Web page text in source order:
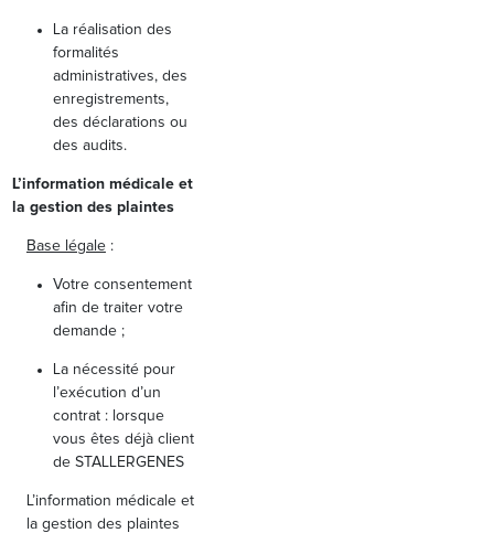
La réalisation des
formalités
administratives, des
enregistrements,
des déclarations ou
des audits.
L’information médicale et
la gestion des plaintes
Base légale:
Votre consentement
afin de traiter votre
demande ;
La nécessité pour
l’exécution d’un
contrat : lorsque
vous êtes déjà client
de STALLERGENES
L’information médicale et
la gestion des plaintes